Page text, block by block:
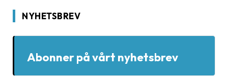
NYHETSBREV
Abonner på vårt nyhetsbrev